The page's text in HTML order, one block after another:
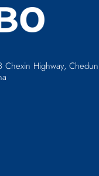
Chexin Highway,